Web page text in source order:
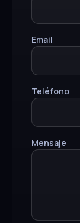
Email
Teléfono
Mensaje